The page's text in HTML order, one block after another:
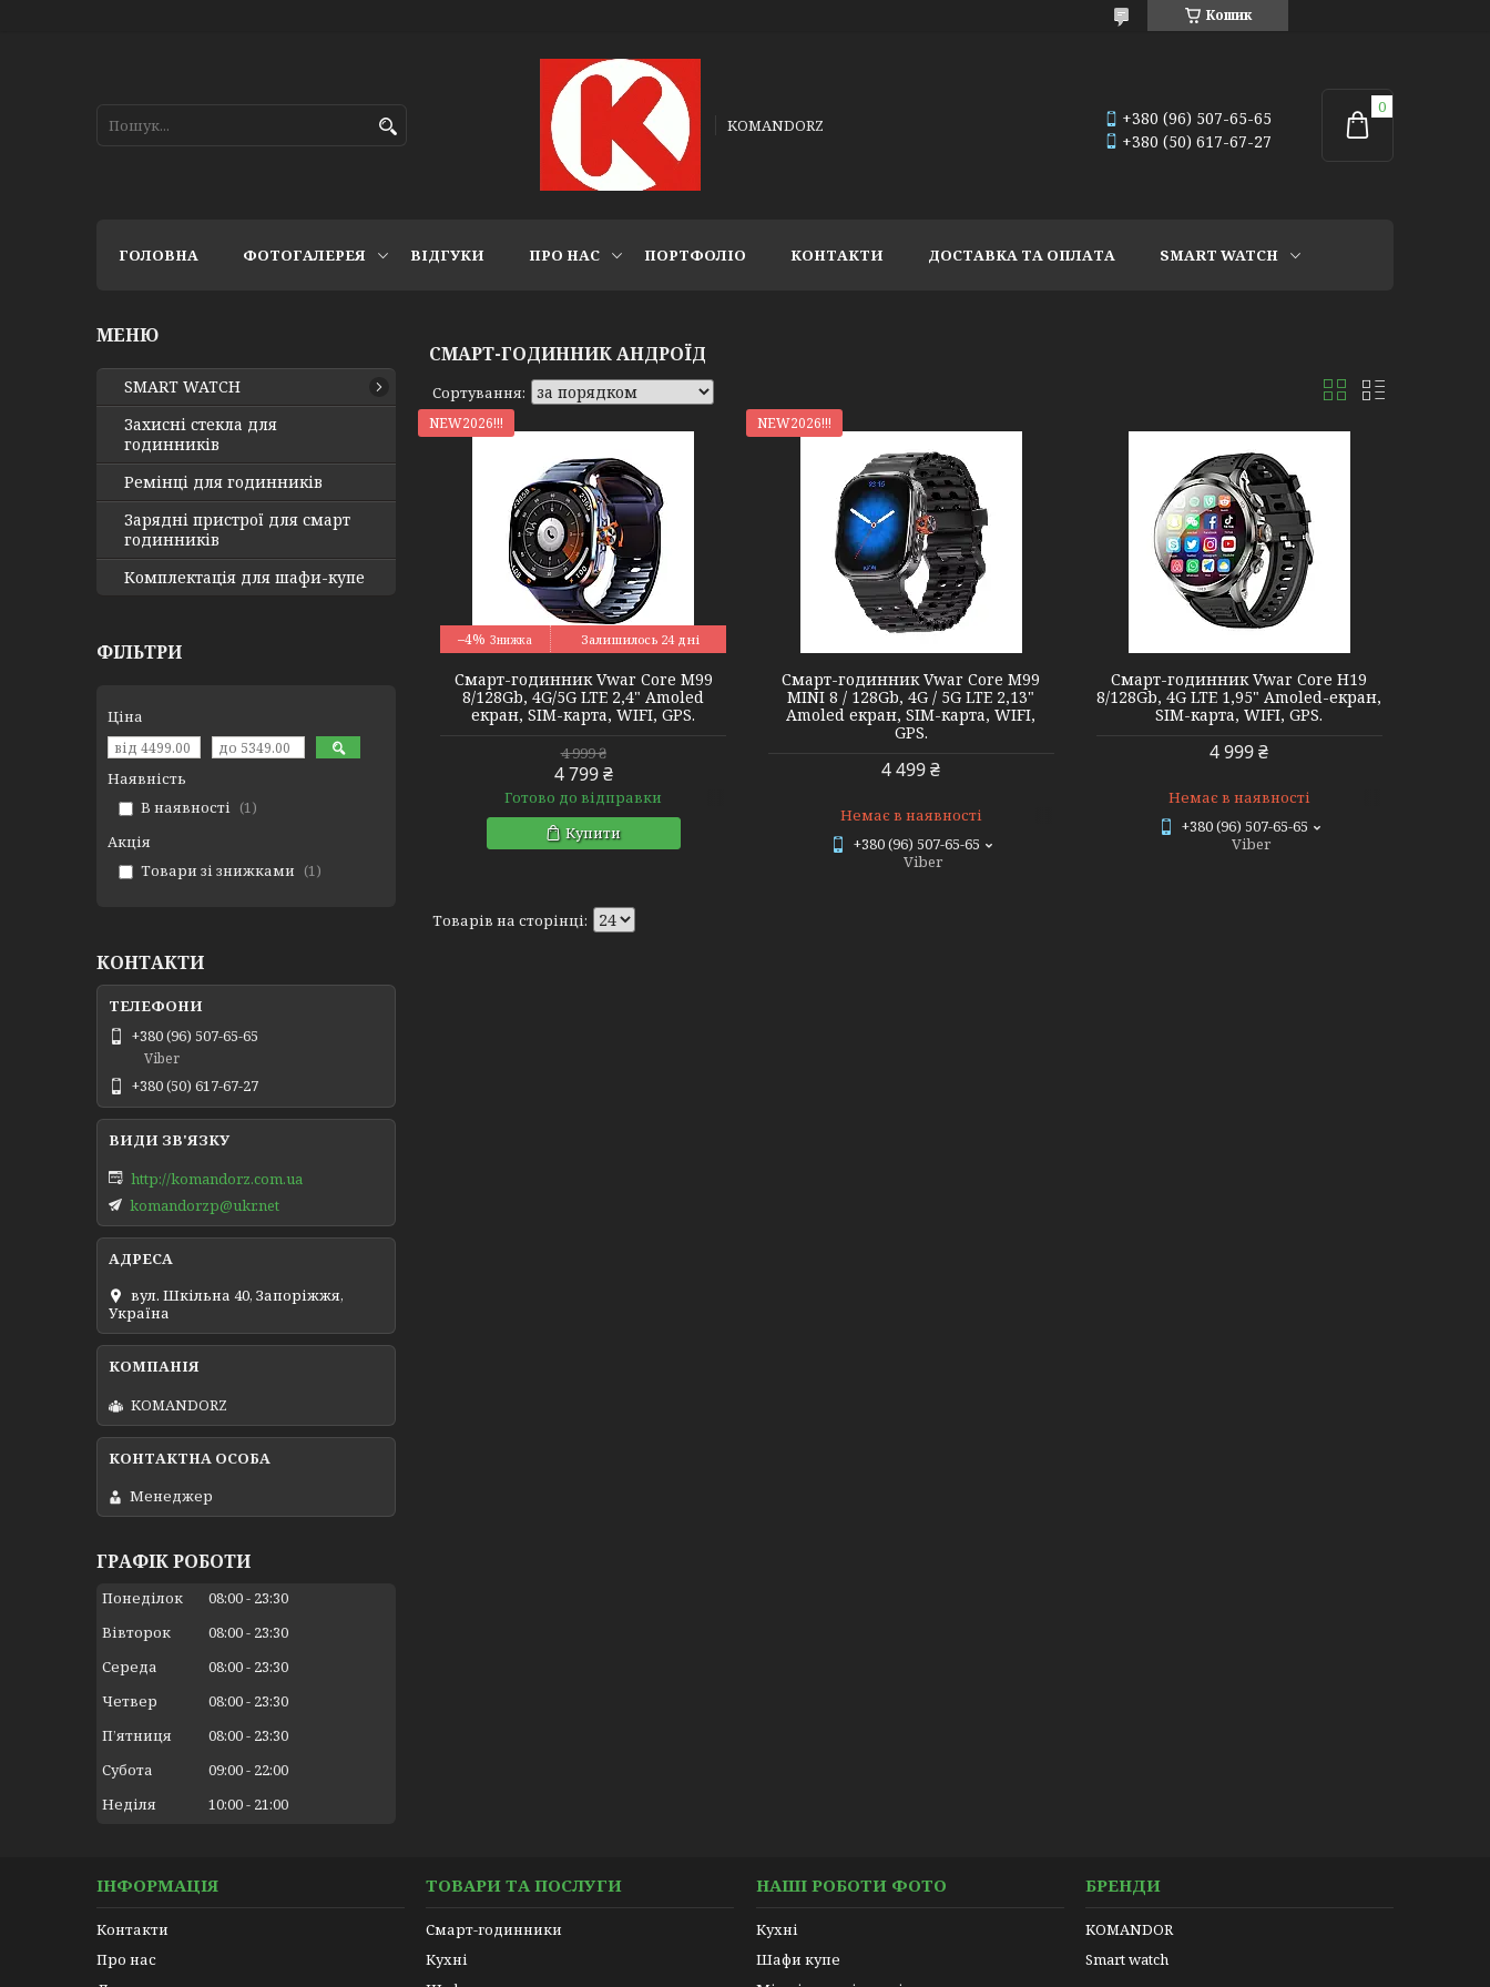
Кошик
KOMANDORZ
+380 (96) 507-65-65
+380 (50) 617-67-27
ГОЛОВНА ФОТОГАЛЕРЕЯ ВІДГУКИ ПРО НАС ПОРТФОЛІО КОНТАКТИ ДОСТАВКА ТА ОПЛАТА SMART WATCH
СМАРТ-ГОДИННИК АНДРОЇД
NEW2026!!!
–4% Залишилось 24 дні
Смарт-годинник Vwar Core M99
8/128Gb, 4G/5G LTE 2,4" Amoled
екран, SIM-карта, WIFI, GPS.
4 999 ₴
4 799 ₴
Готово до відправки
Купити
NEW2026!!!
M99 mini
Смарт-годинник Vwar Core M99
MINI 8 / 128Gb, 4G / 5G LTE 2,13"
Amoled екран, SIM-карта, WIFI,
GPS.
4 499 ₴
Немає в наявності
+380 (96) 507-65-65
Viber
Vwar Core H19
Смарт-годинник Vwar Core H19
8/128Gb, 4G LTE 1,95" Amoled-екран,
SIM-карта, WIFI, GPS.
4 999 ₴
Немає в наявності
+380 (96) 507-65-65
Viber
SMART WATCH
Захисні стекла для
годинників
Ремінці для годинників
Зарядні пристрої для смарт
годинників
Комплектація для шафи-купе
ФІЛЬТРИ
Ціна
Наявність
В наявності
1
Акція
Товари зі знижками
1
КОНТАКТИ
+380 (96) 507-65-65
Viber
+380 (50) 617-67-27
http://komandorz.com.ua
komandorzp@ukr.net
вул. Шкільна 40, Запоріжжя,
Україна
KOMANDORZ
Менеджер
ГРАФІК РОБОТИ
Понеділок 08:00
23:30
Вівторок
08:00
23:30
Середа
08:00
23:30
Четвер
08:00
23:30
Пʼятниця
08:00
23:30
Субота
09:00
22:00
Неділя
10:00 21:00
ІНФОРМАЦІЯ
Контакти
Про нас
ТОВАРИ ТА ПОСЛУГИ
Смарт-годинники
Кухні
НАШІ РОБОТИ ФОТО
Кухні
Шафи купе
БРЕНДИ
KOMANDOR
Smart watch